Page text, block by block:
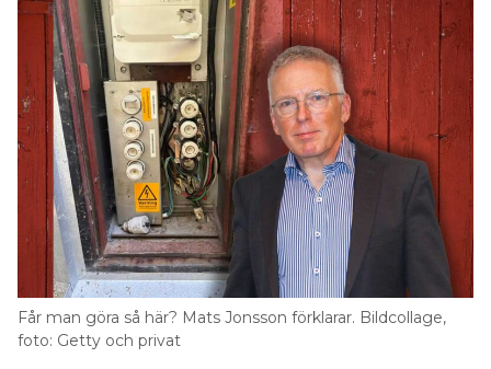
Får man göra så här? Mats Jonsson förklarar. Bildcollage,
foto: Getty och privat